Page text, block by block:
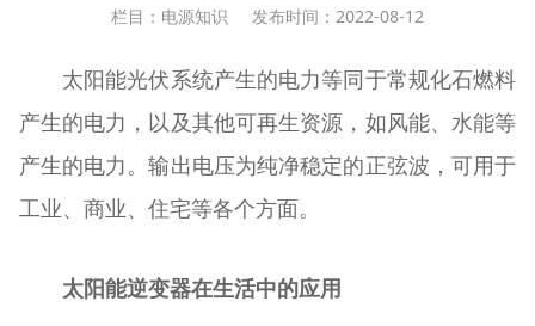
栏目：电源知识 发布时间：2022-08-12
太阳能光伏系统产生的电力等同于常规化石燃料
产生的电力，以及其他可再生资源，如风能、水能等
产生的电力。输出电压为纯净稳定的正弦波，可用于
工业、商业、住宅等各个方面。
太阳能逆变器在生活中的应用